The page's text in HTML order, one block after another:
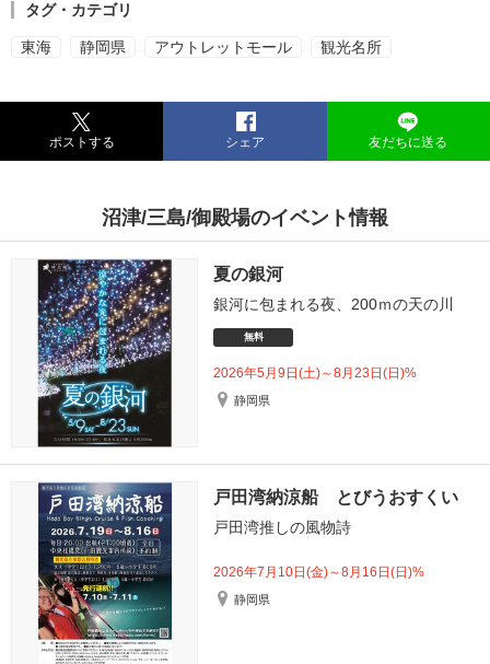
タグ・カテゴリ
東海 静岡県 アウトレットモール 観光名所
ポストする シェア 友だちに送る
沼津/三島/御殿場のイベント情報
夏の銀河
銀河に包まれる夜、200ｍの天の川
無料
2026年5月9日(土)～8月23日(日)%
静岡県
戸田湾納涼船 とびうおすくい
戸田湾推しの風物詩
2026年7月10日(金)～8月16日(日)%
静岡県